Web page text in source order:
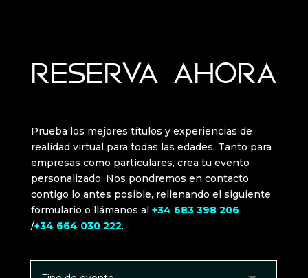
RESERVA AHORA
Prueba los mejores títulos y experiencias de
realidad virtual para todas las edades. Tanto para
empresas como particulares, crea tu evento
personalizado. Nos pondremos en contacto
contigo lo antes posible, rellenando el siguiente
formulario o llámanos al +34 683 398 206
/+34 664 030 222.